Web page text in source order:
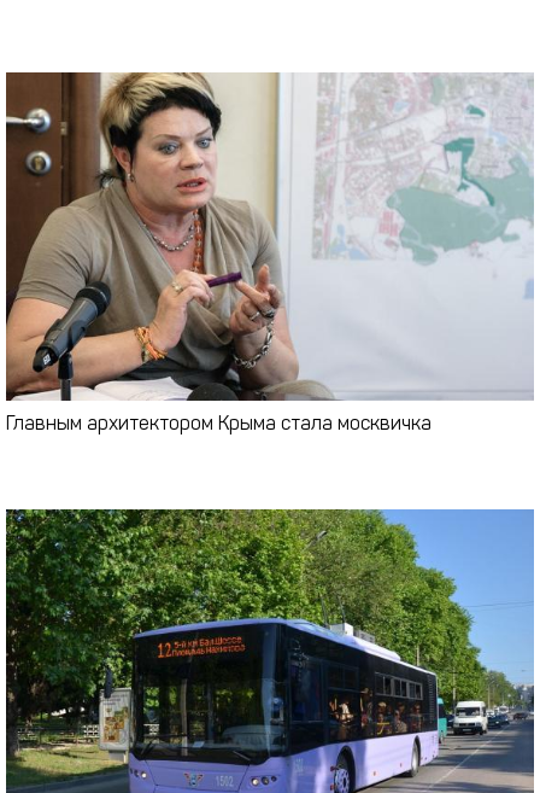
Главным архитектором Крыма стала москвичка